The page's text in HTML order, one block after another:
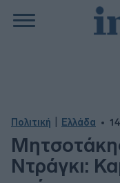
Πολιτική Ελλάδα
Ντράγκι: